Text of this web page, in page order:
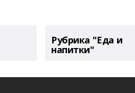
Рубрика "Еда и
напитки"